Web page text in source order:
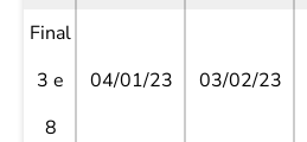
Final
3 e
8
04/01/23 03/02/23